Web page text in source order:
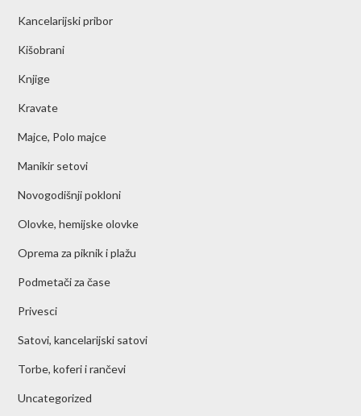
Kancelarijski pribor
Kišobrani
Knjige
Kravate
Majce, Polo majce
Manikir setovi
Novogodišnji pokloni
Olovke, hemijske olovke
Oprema za piknik i plažu
Podmetači za čase
Privesci
Satovi, kancelarijski satovi
Torbe, koferi i rančevi
Uncategorized